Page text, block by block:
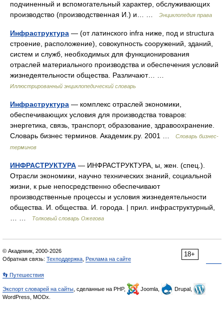
подчиненный и вспомогательный характер, обслуживающих
производство (производственная И.) и… …
Энциклопедия права
Инфраструктура — (от латинского infra ниже, под и structura
строение, расположение), совокупность сооружений, зданий,
систем и служб, необходимых для функционирования
отраслей материального производства и обеспечения условий
жизнедеятельности общества. Различают… …
Иллюстрированный энциклопедический словарь
Инфраструктура — комплекс отраслей экономики,
обеспечивающих условия для производства товаров:
энергетика, связь, транспорт, образование, здравоохранение.
Словарь бизнес терминов. Академик.ру. 2001 …
Словарь бизнес-
терминов
ИНФРАСТРУКТУРА — ИНФРАСТРУКТУРА, ы, жен. (спец.).
Отрасли экономики, научно технических знаний, социальной
жизни, к рые непосредственно обеспечивают
производственные процессы и условия жизнедеятельности
общества. И. общества. И. города. | прил. инфраструктурный,
Толковый словарь Ожегова
18+
© Академик, 2000-2026
Обратная связь: Техподдержка Реклама на сайте
👣 Путешествия
Экспорт словарей на сайты , сделанные на PHP, Joomla,
Drupal,
WordPress, MODx.